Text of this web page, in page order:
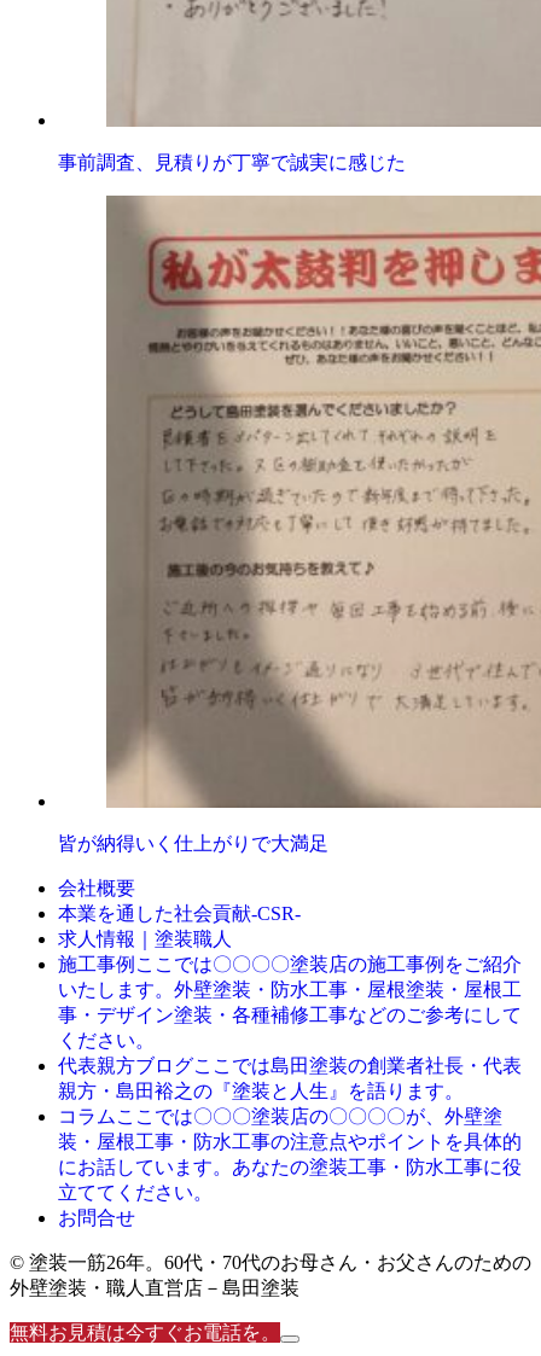
事前調査、見積りが丁寧で誠実に感じた
皆が納得いく仕上がりで大満足
会社概要
本業を通した社会貢献-CSR-
求人情報｜塗装職人
施工事例 ここでは〇〇〇〇塗装店の施工事例をご紹介
いたします。外壁塗装・防水工事・屋根塗装・屋根工
事・デザイン塗装・各種補修工事などのご参考にして
ください。
代表親方ブログここでは島田塗装の創業者社長・代表
親方・島田裕之の『塗装と人生』を語ります。
コラム ここでは〇〇〇塗装店の〇〇〇〇が、外壁塗
装・屋根工事・防水工事の注意点やポイントを具体的
にお話しています。あなたの塗装工事・防水工事に役
立ててください。
お問合せ
© 塗装一筋26年。60代・70代のお母さん・お父さんのための
外壁塗装・職人直営店－島田塗装
無料お見積は今すぐお電話を。